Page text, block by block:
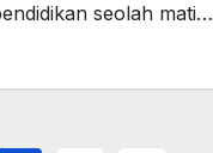
seolah mati…